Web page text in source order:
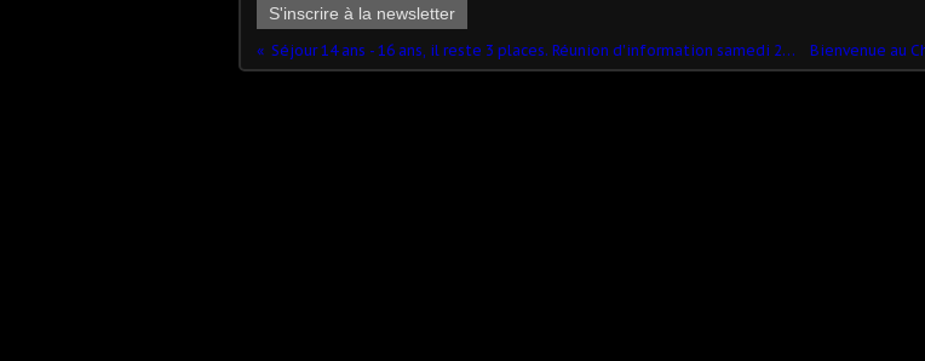
S'inscrire à la newsletter
Séjour 14 ans - 16 ans, il reste 3 places. Réunion d'information samedi 21 juin. !!